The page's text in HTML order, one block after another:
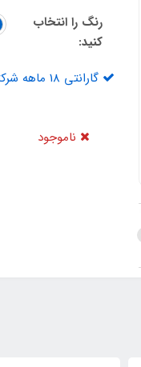
رنگ را انتخاب
کنید:
گارانتی 18 ماهه شرکتی (رجیستر شده)
ناموجود